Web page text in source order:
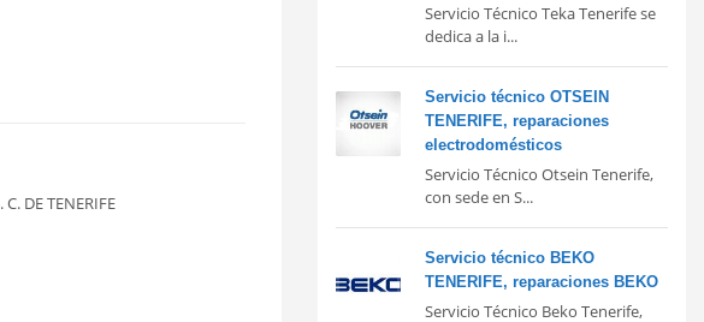
DE TENERIFE
Servicio Técnico Teka Tenerife se
dedica a la i...
Servicio técnico OTSEIN
TENERIFE, reparaciones
electrodomésticos
Servicio Técnico Otsein Tenerife,
con sede en S...
Servicio técnico BEKO
TENERIFE, reparaciones BEKO
Servicio Técnico Beko Tenerife,